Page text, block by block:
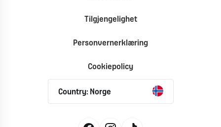
Tilgjengelighet
Personvernerklæring
Cookiepolicy
Country: Norge